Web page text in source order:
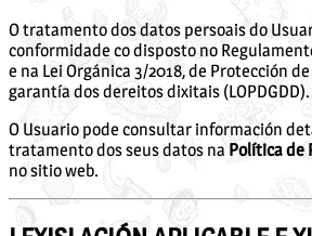
O tratamento dos datos persoais do
conformidade co disposto no
e na Lei Orgánica 3/2018, de Protección
garantía dos dereitos dixitais (LOPDGDD).
O Usuario pode consultar información
tratamento dos seus datos naPolítica de
no sitio web.